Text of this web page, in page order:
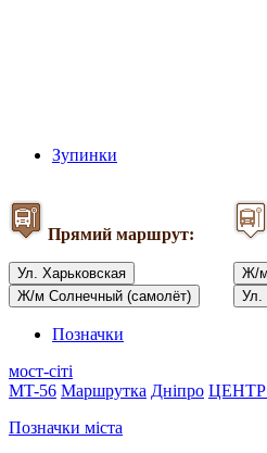
Зупинки
Прямий маршрут:
Ул. Харьковская
Ж/м Солнечный (самолёт)
Ж/м
Ул.
Позначки
мост-сіті
MT-56 Маршрутка Дніпро ЦЕНТР
Позначки міста